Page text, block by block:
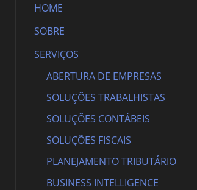
HOME
SOBRE
SERVIÇOS
ABERTURA DE EMPRESAS
SOLUÇÕES TRABALHISTAS
SOLUÇÕES CONTÁBEIS
SOLUÇÕES FISCAIS
PLANEJAMENTO TRIBUTÁRIO
BUSINESS INTELLIGENCE